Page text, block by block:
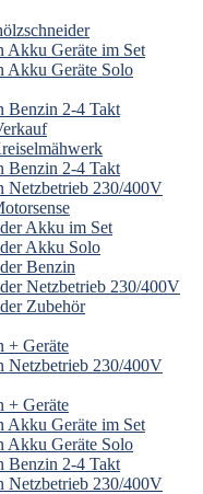
Akku Geräte im Set
Akku Geräte Solo
Benzin 2-4 Takt
Benzin 2-4 Takt
Netzbetrieb 230/400V
Akku im Set
Akku Solo
Benzin
Netzbetrieb 230/400V
Zubehör
+ Geräte
Netzbetrieb 230/400V
+ Geräte
Akku Geräte im Set
Akku Geräte Solo
Benzin 2-4 Takt
Netzbetrieb 230/400V